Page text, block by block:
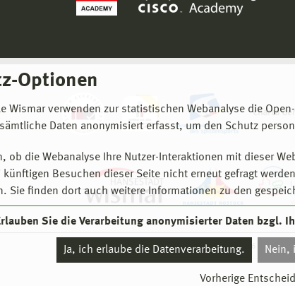
Optionen
Wismar verwenden zur statistischen Webanalyse die
Daten anonymisiert erfasst, um den Schutz
ob die Webanalyse Ihre Nutzer-Interaktionen mit dieser
Besuchen dieser Seite nicht erneut gefragt
Sie finden dort auch weitere Informationen zu den
Sie die Verarbeitung anonymisierter Daten bzgl.
Ja, ich erlaube die Datenverarbeitung. Nein,
Vorherige
© 2026